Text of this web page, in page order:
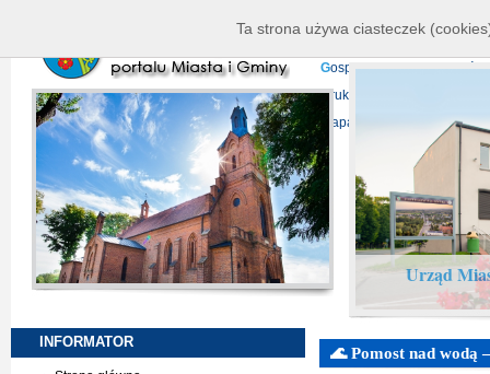
P
rojekty europejskie
Gospodarka
D ruki do pobrania
Mapa serwisu
Urząd
INFORMATOR
🌊 Pomost nad wodą
Ta strona używa ciasteczek